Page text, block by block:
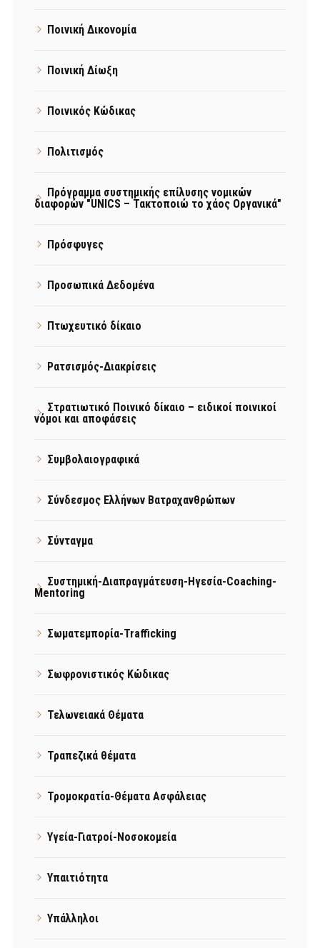
Ποινική Δικονομία
Ποινική Δίωξη
Ποινικός Κώδικας
Πολιτισμός
Πρόγραμμα συστημικής επίλυσης νομικών
διαφορών "UNICS – Τακτοποιώ το χάος Οργανικά"
Πρόσφυγες
Προσωπικά Δεδομένα
Πτωχευτικό δίκαιο
Ρατσισμός-Διακρίσεις
Στρατιωτικό Ποινικό δίκαιο – ειδικοί ποινικοί
νόμοι και αποφάσεις
Συμβολαιογραφικά
Σύνδεσμος Ελλήνων Βατραχανθρώπων
Σύνταγμα
Συστημική-Διαπραγμάτευση-Ηγεσία-Coaching-
Mentoring
Σωματεμπορία-Trafficking
Σωφρονιστικός Κώδικας
Τελωνειακά Θέματα
Τραπεζικά θέματα
Τρομοκρατία-Θέματα Ασφάλειας
Υγεία-Γιατροί-Νοσοκομεία
Υπαιτιότητα
Υπάλληλοι